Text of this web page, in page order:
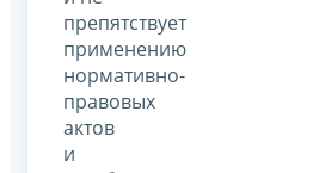
препятствует
применению
нормативно-
правовых
актов
и